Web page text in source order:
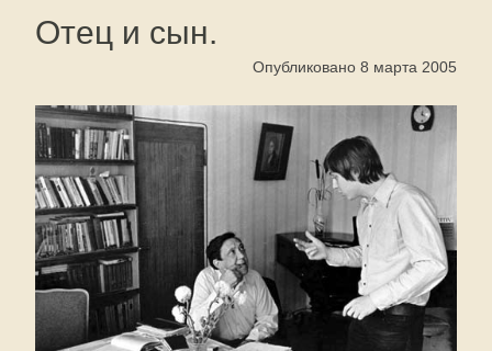
Отец и сын.
Опубликовано 8 марта 2005